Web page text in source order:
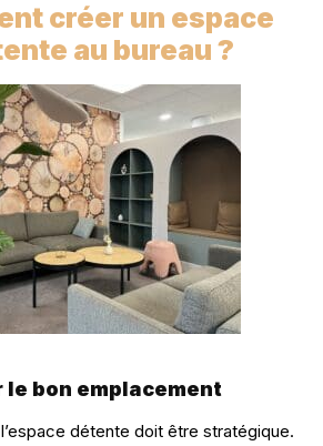
créer un espace
au bureau ?
le bon emplacement
détente doit être stratégique.